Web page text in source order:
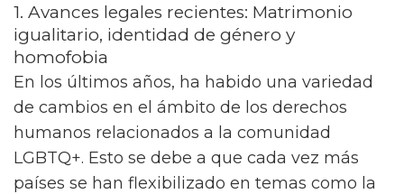
1. Avances legales recientes: Matrimonio
igualitario, identidad de género y
homofobia
En los últimos años, ha habido una variedad
de cambios en el ámbito de los derechos
humanos relacionados a la comunidad
LGBTQ+. Esto se debe a que cada vez más
países se han flexibilizado en temas como la